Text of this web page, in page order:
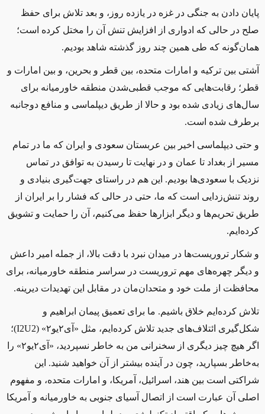
پایان دادن به جنگی در غزه در یازده روز، و بعد تلاش برای حفظ
صلح در حالی که ادواری از افزایش تنش آن را مختل کرده است؛
همان‌گونه که طی همین چند روز گذشته شاهد بودیم.
آشتی بین ترکیه و امارات متحده، بین قطر و بحرین، و بین امارات و
قطر؛ ‌رقابت‌هایی که موجب قطبی‌شدن منطقه خاورمیانه برای
سال‌های زیادی شده بود و حالا از طریق دیپلماسی و منافع دوجانبه
برطرف شده است.
و حتی دیپلماسی اخیر بین عربستان سعودی و ایران که ما در تمام
مسیر از بغداد تا عمان و در نهایت تا رسیدن به توافق در تماس
نزدیک با سعودی‌ها بودیم. این هم در راستای جهت‌گیری بنیادی و
روند تنش‌زدایی است که ما، حتی در حالی که فشار را بر ایران از
طریق تحریم‌ها و دیگر ابزارها حفظ می‌کنیم، آن را حمایت و تشویق
کرده‌ایم.
و شکار تروریست‌ها در میدان نبرد با دقت بالا، از جمله امیر داعش
و دیگر چهره‌های مهم تروریست در سراسر منطقه خاورمیانه، برای
محافظت از ملت‌ خود و متحدان‌مان در مقابل این تهدیدات دیرینه.
تلاش کرده‌ایم خلاق باشیم. ما برای تعمیق پیمان ابراهیم و
شکل‌گیری ائتلاف‌های جدید تلاش کرده‌ایم، مثل «آی۲یو۲» (
I2U2)؛
اگر هیچ چیز دیگری از سخنرانی من به خاطر نسپردید، «آی۲یو۲» را
به‌خاطر بسپارید، چون در آینده بیشتر از آن خواهید شنید. این
شراکتی است بین هند، اسرائیل، آمریکا، و امارات متحده، و مفهوم
اصلی آن عبارت است از اتصال آسیای جنوبی به خاورمیانه و آمریکا